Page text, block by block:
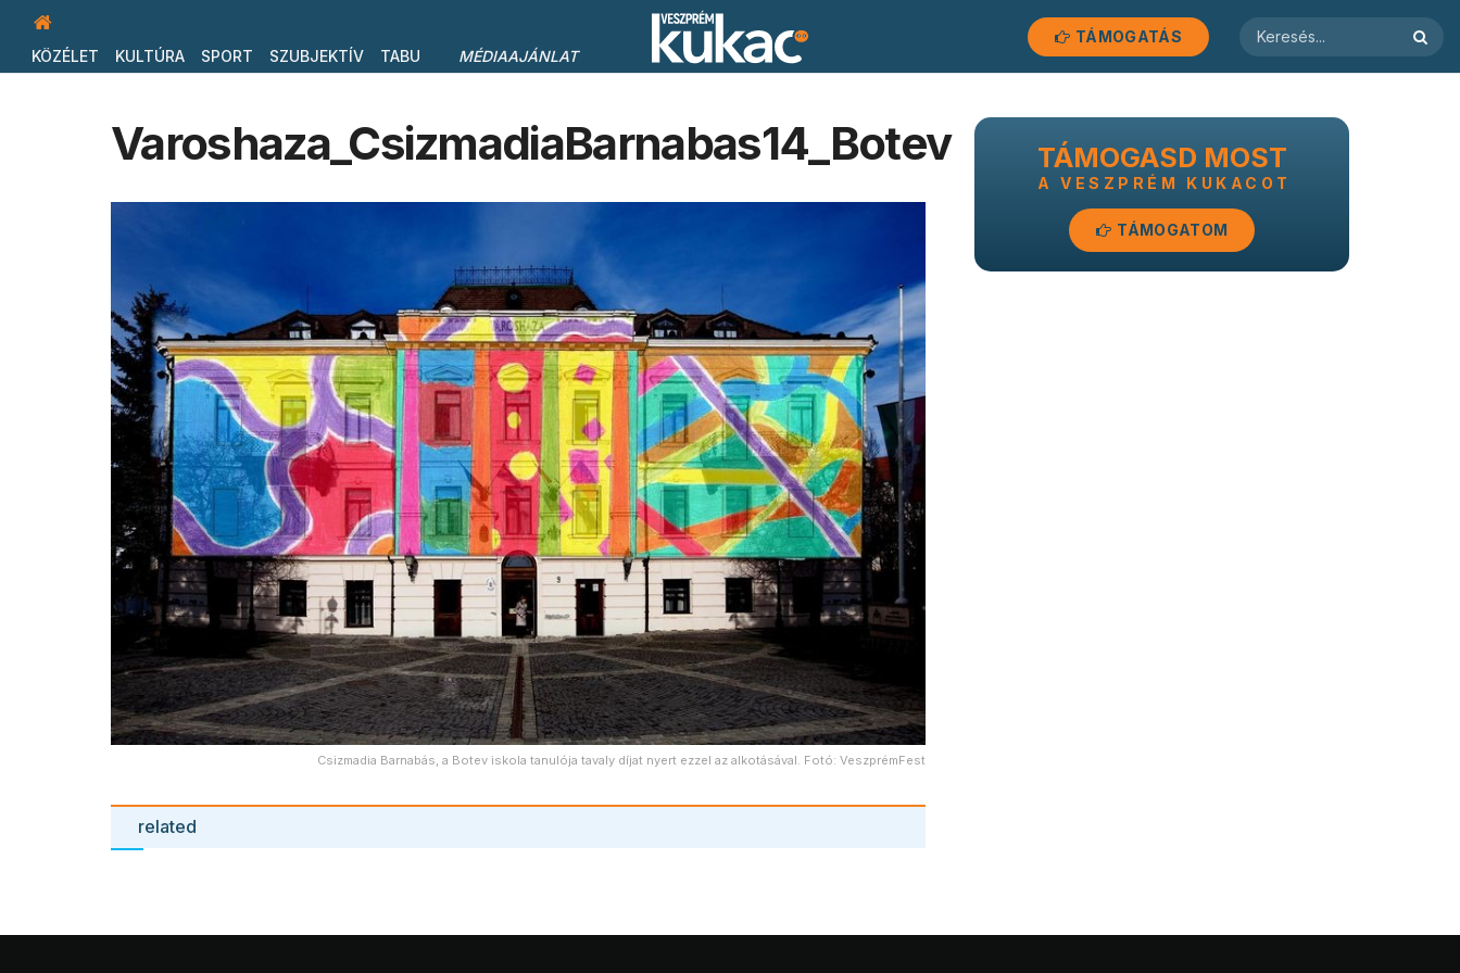
KÖZÉLET KULTÚRA SPORT SZUBJEKTÍV TABU MÉDIAAJÁNLAT
TÁMOGATÁS
Varoshaza_CsizmadiaBarnabas14_Botev
Csizmadia Barnabás, a Botev iskola tanulója tavaly díjat nyert ezzel az alkotásával. Fotó: VeszprémFest
related
TÁMOGASD MOST
A VESZPRÉM KUKACOT
TÁMOGATOM